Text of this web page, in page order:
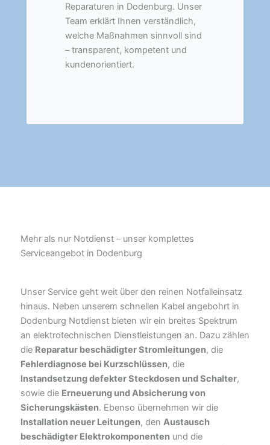
Reparaturen in Dodenburg. Unser
Team erklärt Ihnen verständlich,
welche Maßnahmen sinnvoll sind
– transparent, kompetent und
kundenorientiert.
Mehr als nur Notdienst – unser komplettes
Serviceangebot in Dodenburg
Unser Service geht weit über den reinen Notfalleinsatz
hinaus. Neben unserem schnellen Kabel angebohrt in
Dodenburg Notdienst bieten wir ein breites Spektrum
an elektrotechnischen Dienstleistungen an. Dazu zählen
die Reparatur beschädigter Stromleitungen, die
Fehlerdiagnose bei Kurzschlüssen, die
Instandsetzung defekter Steckdosen und Schalter,
sowie die Erneuerung und Absicherung von
Sicherungskästen. Ebenso übernehmen wir die
Installation neuer Leitungen, den Austausch
beschädigter Elektrokomponenten und die